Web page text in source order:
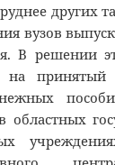
других
вузов
В решении
на принятый